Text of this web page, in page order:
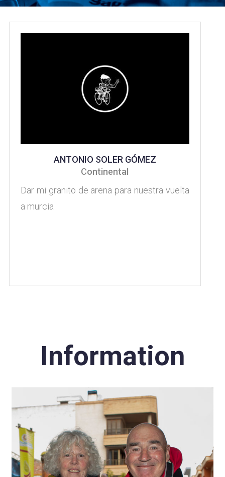
ANTONIO SOLER GÓMEZ
Continental
Dar mi granito de arena para nuestra vuelta
a murcia
Information